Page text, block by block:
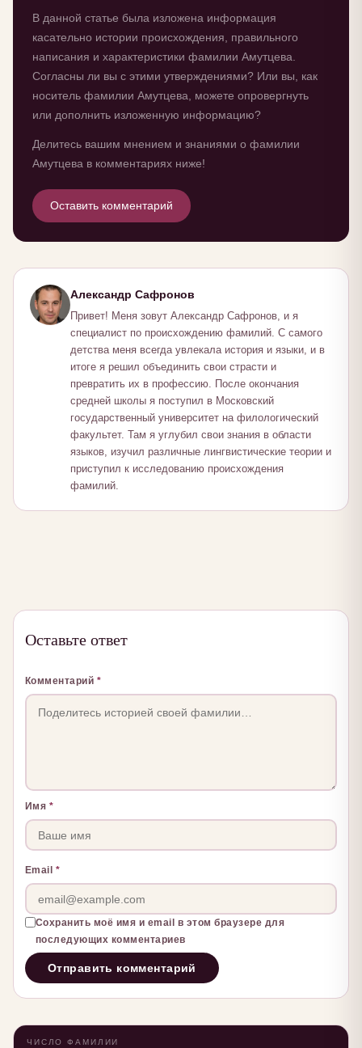
В данной статье была изложена информация
касательно истории происхождения, правильного
написания и характеристики фамилии Амутцева.
Согласны ли вы с этими утверждениями? Или вы, как
носитель фамилии Амутцева, можете опровергнуть
или дополнить изложенную информацию?
Делитесь вашим мнением и знаниями о фамилии
Амутцева в комментариях ниже!
Оставить комментарий
Александр Сафронов
Привет! Меня зовут Александр Сафронов, и я
специалист по происхождению фамилий. С самого
детства меня всегда увлекала история и языки, и в
итоге я решил объединить свои страсти и
превратить их в профессию. После окончания
средней школы я поступил в Московский
государственный университет на филологический
факультет. Там я углубил свои знания в области
языков, изучил различные лингвистические теории и
приступил к исследованию происхождения
фамилий.
Оставьте ответ
Комментарий *
Имя *
Email *
Сохранить моё имя и email в этом браузере для
последующих комментариев
ЧИСЛО ФАМИЛИИ